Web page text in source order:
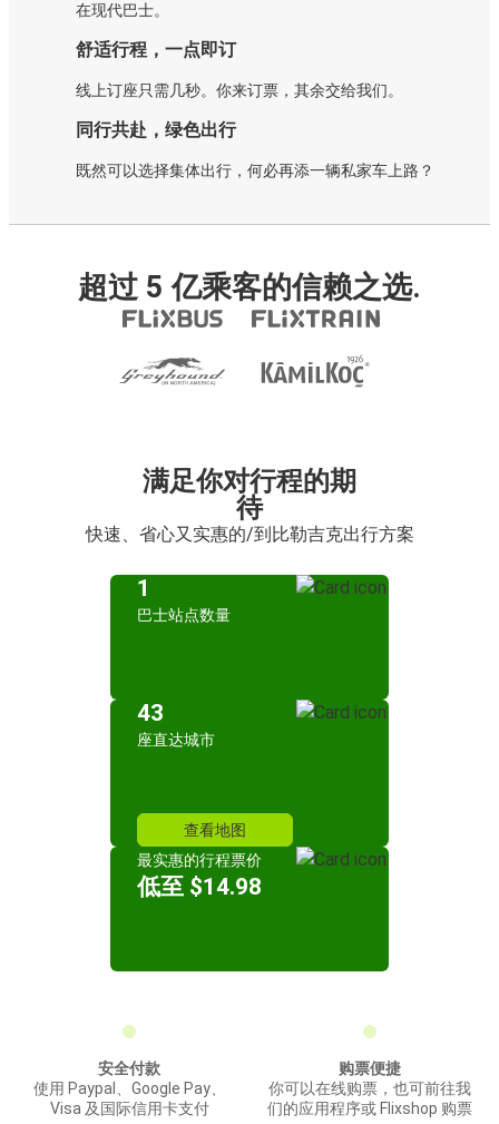
在现代巴士。
舒适行程，一点即订
线上订座只需几秒。你来订票，其余交给我们。
同行共赴，绿色出行
既然可以选择集体出行，何必再添一辆私家车上路？
超过 5 亿乘客的信赖之选.
满足你对行程的期
待
快速、省心又实惠的/到比勒吉克出行方案
1
巴士站点数量
43
座直达城市
查看地图
最实惠的行程票价
低至 $14.98
安全付款
使用 Paypal、Google Pay、
Visa 及国际信用卡支付
购票便捷
你可以在线购票，也可前往我
们的应用程序或 Flixshop 购票